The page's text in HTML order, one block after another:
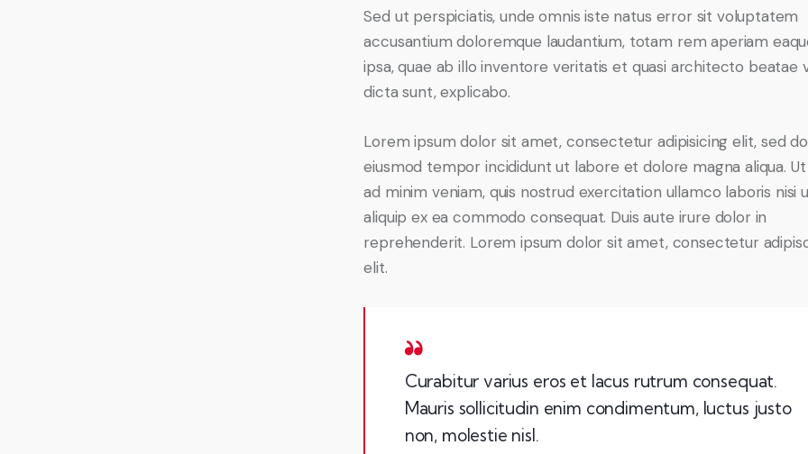
Sed ut perspiciatis, unde omnis iste natus error sit voluptatem
accusantium doloremque laudantium, totam rem aperiam
ipsa, quae ab illo inventore veritatis et quasi architecto beatae
dicta sunt, explicabo.
Lorem ipsum dolor sit amet, consectetur adipisicing elit, sed do
eiusmod tempor incididunt ut labore et dolore magna aliqua.
ad minim veniam, quis nostrud exercitation ullamco laboris nisi
aliquip ex ea commodo consequat. Duis aute irure dolor in
reprehenderit. Lorem ipsum dolor sit amet, consectetur
elit.
Curabitur varius eros et lacus rutrum consequat.
Mauris sollicitudin enim condimentum, luctus justo
non, molestie nisl.